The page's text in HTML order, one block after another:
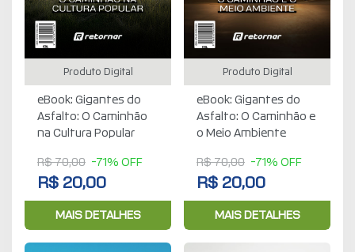
Produto Digital
eBook: Gigantes do
Asfalto: O Caminhão
na Cultura Popular
R$ 70,00 -71% OFF
R$ 20,00
MAIS DETALHES
Produto Digital
eBook: Gigantes do
Asfalto: O Caminhão e
o Meio Ambiente
R$ 70,00 -71% OFF
R$ 20,00
MAIS DETALHES